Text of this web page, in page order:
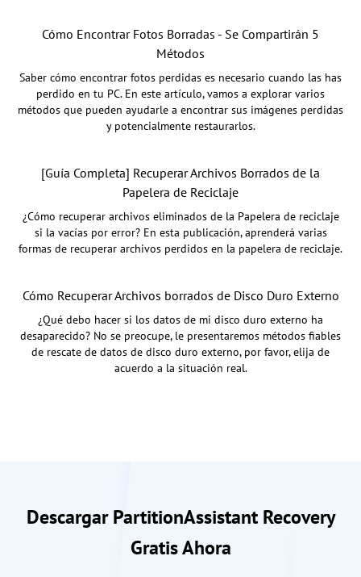
Cómo Encontrar Fotos Borradas - Se Compartirán 5
Métodos
Saber cómo encontrar fotos perdidas es necesario cuando las has
perdido en tu PC. En este artículo, vamos a explorar varios
métodos que pueden ayudarle a encontrar sus imágenes perdidas
y potencialmente restaurarlos.
[Guía Completa] Recuperar Archivos Borrados de la
Papelera de Reciclaje
¿Cómo recuperar archivos eliminados de la Papelera de reciclaje
si la vacías por error? En esta publicación, aprenderá varias
formas de recuperar archivos perdidos en la papelera de reciclaje.
Cómo Recuperar Archivos borrados de Disco Duro Externo
¿Qué debo hacer si los datos de mi disco duro externo ha
desaparecido? No se preocupe, le presentaremos métodos fiables
de rescate de datos de disco duro externo, por favor, elija de
acuerdo a la situación real.
Descargar PartitionAssistant Recovery
Gratis Ahora